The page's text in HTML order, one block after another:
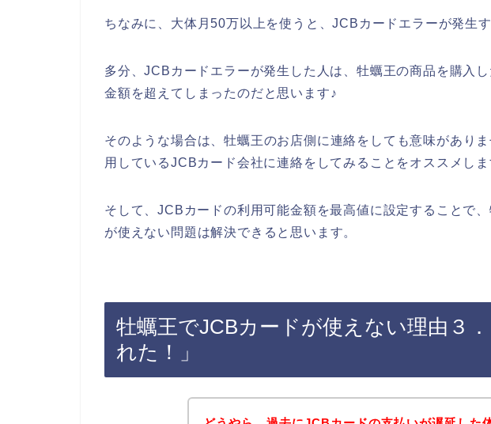
ちなみに、大体月50万以上を使うと、JCBカードエラーが発生
多分、JCBカードエラーが発生した人は、牡蠣王の商品を購入
金額を超えてしまったのだと思います♪
そのような場合は、牡蠣王のお店側に連絡をしても意味があり
用しているJCBカード会社に連絡をしてみることをオススメしま
そして、JCBカードの利用可能金額を最高値に設定することで
が使えない問題は解決できると思います。
牡蠣王でJCBカードが使えない理由３
れた！」